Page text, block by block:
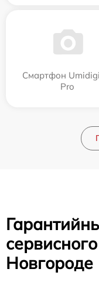
Смартфон
Pro
Новгороде